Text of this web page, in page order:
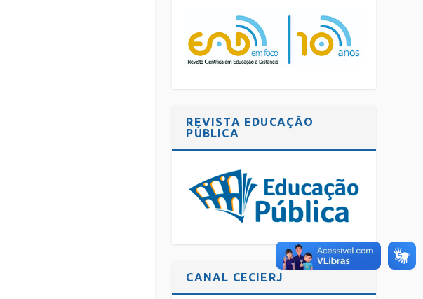
REVISTA EDUCAÇÃO
PÚBLICA
CANAL CECIERJ